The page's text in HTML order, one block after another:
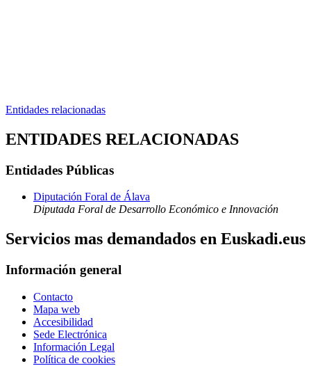
Entidades relacionadas
ENTIDADES RELACIONADAS
Entidades Públicas
Diputación Foral de Álava
Diputada Foral de Desarrollo Económico e Innovación
Servicios mas demandados en Euskadi.eus
Información general
Contacto
Mapa web
Accesibilidad
Sede Electrónica
Información Legal
Política de cookies